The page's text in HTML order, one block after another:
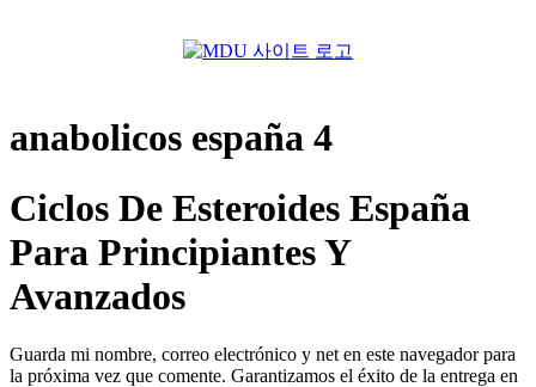
Menu
anabolicos españa 4
Ciclos De Esteroides España
Para Principiantes Y
Avanzados
Guarda mi nombre, correo electrónico y net en este navegador para
la próxima vez que comente. Garantizamos el éxito de la entrega en